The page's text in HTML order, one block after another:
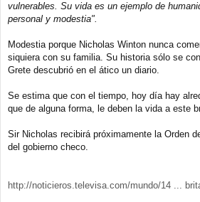
vulnerables. Su vida es un ejemplo de
personal y modestia".
Modestia porque Nicholas Winton nunca
siquiera con su familia. Su historia sólo se
Grete descubrió en el ático un diario.
Se estima que con el tiempo, hoy día hay
que de alguna forma, le deben la vida a este
Sir Nicholas recibirá próximamente la Orden
del gobierno checo.
http://noticieros.televisa.com/mundo/14 ...